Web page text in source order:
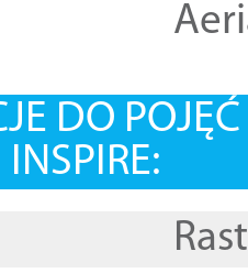
DO
INSPIRE: